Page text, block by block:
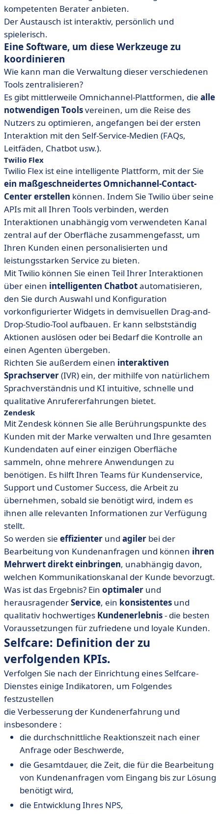
kompetenten Berater anbieten.
Der Austausch ist interaktiv, persönlich und
spielerisch.
Eine Software, um diese Werkzeuge zu
koordinieren
Wie kann man die Verwaltung dieser verschiedenen
Tools zentralisieren?
Es gibt mittlerweile Omnichannel-Plattformen, die alle
notwendigen Toolsvereinen, um die Reise des
Nutzers zu optimieren, angefangen bei der ersten
Interaktion mit den Self-Service-Medien (FAQs,
Leitfäden, Chatbot usw.).
Twilio Flex
Twilio Flex ist eine intelligente Plattform, mit der Sie
ein maßgeschneidertes Omnichannel-Contact-
Center erstellen können. Indem Sie Twilio über seine
APIs mit all Ihren Tools verbinden, werden
Interaktionen unabhängig vom verwendeten Kanal
zentral auf der Oberfläche zusammengefasst, um
Ihren Kunden einen personalisierten und
leistungsstarken Service zu bieten.
Mit Twilio können Sie einen Teil Ihrer Interaktionen
über einen intelligenten Chatbotautomatisieren,
den Sie durch Auswahl und Konfiguration
vorkonfigurierter Widgets in demvisuellen Drag-and-
Drop-Studio-Tool aufbauen. Er kann selbstständig
Aktionen auslösen oder bei Bedarf die Kontrolle an
einen Agenten übergeben.
Richten Sie außerdem einen interaktiven
Sprachserver(IVR) ein, der mithilfe von natürlichem
Sprachverständnis und KI intuitive, schnelle und
qualitative Anrufererfahrungen bietet.
Zendesk
Mit Zendesk können Sie alle Berührungspunkte des
Kunden mit der Marke verwalten und Ihre gesamten
Kundendaten auf einer einzigen Oberfläche
sammeln, ohne mehrere Anwendungen zu
benötigen. Es hilft Ihren Teams für Kundenservice,
Support und Customer Success, die Arbeit zu
übernehmen, sobald sie benötigt wird, indem es
ihnen alle relevanten Informationen zur Verfügung
stellt.
So werden sie effizienter und agiler bei der
Bearbeitung von Kundenanfragen und können ihren
Mehrwert direkt einbringen, unabhängig davon,
welchen Kommunikationskanal der Kunde bevorzugt.
Was ist das Ergebnis? Ein optimaler und
herausragenderService, ein konsistentes und
qualitativ hochwertiges Kundenerlebnis- die besten
Voraussetzungen für zufriedene und loyale Kunden.
Selfcare: Definition der zu
verfolgenden KPIs.
Verfolgen Sie nach der Einrichtung eines Selfcare-
Dienstes einige Indikatoren, um Folgendes
festzustellen
die Verbesserung der Kundenerfahrung und
insbesondere :
die durchschnittliche Reaktionszeit nach einer
Anfrage oder Beschwerde,
die Gesamtdauer, die Zeit, die für die Bearbeitung
von Kundenanfragen vom Eingang bis zur Lösung
benötigt wird,
die Entwicklung Ihres NPS,